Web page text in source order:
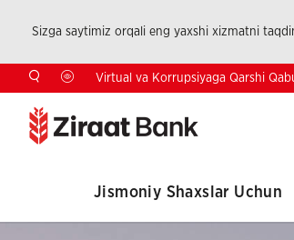
Sizga saytimiz orqali eng yaxshi xizmatni
Virtual va Korrupsiyaga Qarshi
Jismoniy Shaxslar Uchun